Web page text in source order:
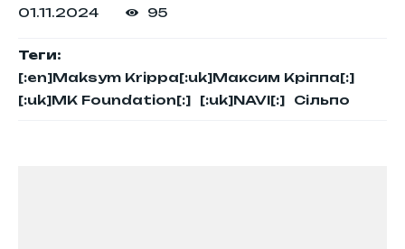
01.11.2024 95
Теги:
[:en]Maksym Krippa[:uk]Максим Кріппа[:]
[:uk]MK Foundation[:]
[:uk]NAVI[:] Сільпо